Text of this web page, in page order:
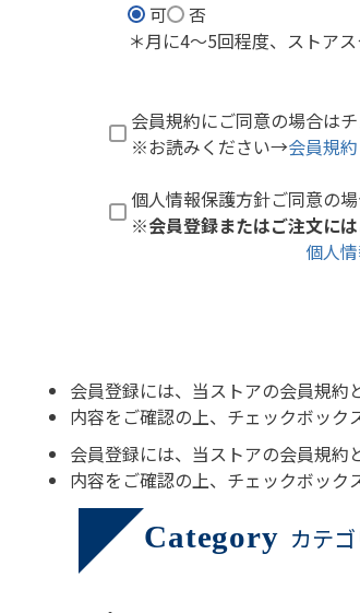
須
可
否
＊月に4～5回程度、ストア
会員規約にご同意の場合は
※お読みください→会員規約
個人情報保護方針ご同意の
※会員登録またはご注文に
個人
会員登録には、当ストアの会員規約
内容をご確認の上、チェックボック
会員登録には、当ストアの会員規約
内容をご確認の上、チェックボック
Category カテゴ